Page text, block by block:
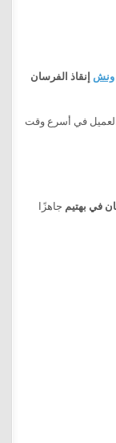
ونش إنقاذ الفرسان
العميل في أسرع وقت
في بهتيم جاهزًا